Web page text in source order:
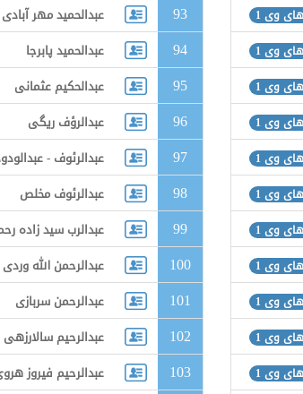
وی 1
وی 1
وی 1
وی 1
وی 1
وی 1
وی 1
وی 1
وی 1
وی 1
وی 1
93 عبدالحمید مهر آبادی
94 عبدالحمید پابرجا
95 عبدالحکیم عثمانی
96 عبدالرؤف ریگی
97 عبدالرئوف -
98 عبدالرئوف مخلص
99 عبدالرب سید زاده
100 عبدالرحمن الله ‌وردی
101 عبدالرحمن سربازی
102 عبدالرحیم سالارزهی
103 عبدالرحیم فیروز